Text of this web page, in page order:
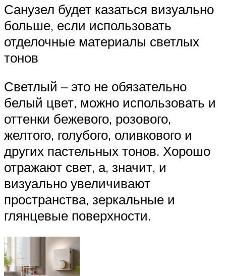
Санузел будет казаться визуально
больше, если использовать
отделочные материалы светлых
тонов
Светлый – это не обязательно
белый цвет, можно использовать и
оттенки бежевого, розового,
желтого, голубого, оливкового и
других пастельных тонов. Хорошо
отражают свет, а, значит, и
визуально увеличивают
пространства, зеркальные и
глянцевые поверхности.